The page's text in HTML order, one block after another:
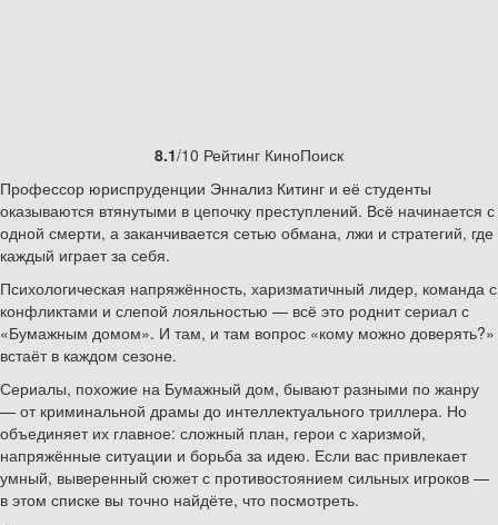
8.1/10 Рейтинг КиноПоиск
Профессор юриспруденции Эннализ Китинг и её студенты
оказываются втянутыми в цепочку преступлений. Всё начинается с
одной смерти, а заканчивается сетью обмана, лжи и стратегий, где
каждый играет за себя.
Психологическая напряжённость, харизматичный лидер, команда с
конфликтами и слепой лояльностью — всё это роднит сериал с
«Бумажным домом». И там, и там вопрос «кому можно доверять?»
встаёт в каждом сезоне.
Сериалы, похожие на Бумажный дом, бывают разными по жанру
— от криминальной драмы до интеллектуального триллера. Но
объединяет их главное: сложный план, герои с харизмой,
напряжённые ситуации и борьба за идею. Если вас привлекает
умный, выверенный сюжет с противостоянием сильных игроков —
в этом списке вы точно найдёте, что посмотреть.